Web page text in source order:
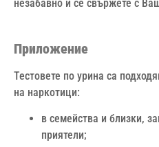
незабавно и се свържете с
Приложение
Тестовете по урина са
на наркотици:
в семейства и близки,
приятели;